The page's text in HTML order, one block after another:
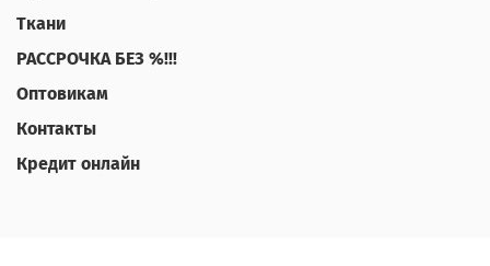
Ткани
РАССРОЧКА БЕЗ %!!!
Оптовикам
Контакты
Кредит онлайн